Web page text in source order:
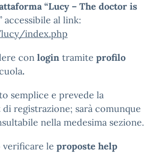
“Lucy – The doctor is
accessibile al link:
index.php
con login tramite profilo
.
semplice e prevede la
registrazione; sarà comunque
nella medesima sezione.
le proposte help